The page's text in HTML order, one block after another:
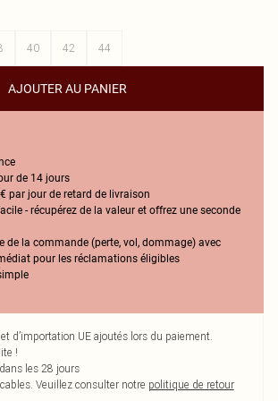
40 42 44
AJOUTER AU PANIER
de 14 jours
par jour de retard de livraison
- récupérez de la valeur et offrez une seconde
de la commande (perte, vol, dommage) avec
pour les réclamations éligibles
d’importation UE ajoutés lors du paiement.
!
les 28 jours
Veuillez consulter notre politique de retour